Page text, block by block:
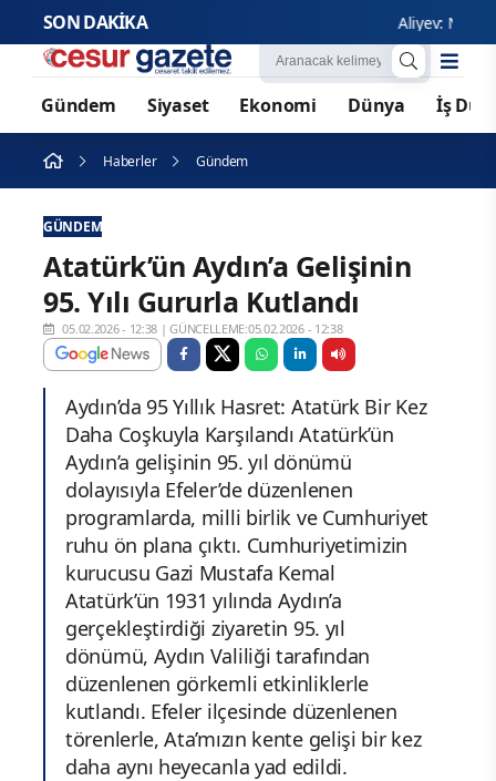
SON DAKİKA Aliyev: Nikol
Gündem Siyaset Ekonomi Dünya İş
Haberler Gündem
GÜNDEM
Atatürk’ün Aydın’a Gelişinin
95. Yılı Gururla Kutlandı
05.02.2026 - 12:38 |GÜNCELLEME:05.02.2026 - 12:38
Aydın’da 95 Yıllık Hasret: Atatürk Bir Kez
Daha Coşkuyla Karşılandı Atatürk’ün
Aydın’a gelişinin 95. yıl dönümü
dolayısıyla Efeler’de düzenlenen
programlarda, milli birlik ve Cumhuriyet
ruhu ön plana çıktı. Cumhuriyetimizin
kurucusu Gazi Mustafa Kemal
Atatürk’ün 1931 yılında Aydın’a
gerçekleştirdiği ziyaretin 95. yıl
dönümü, Aydın Valiliği tarafından
düzenlenen görkemli etkinliklerle
kutlandı. Efeler ilçesinde düzenlenen
törenlerle, Ata’mızın kente gelişi bir kez
daha aynı heyecanla yad edildi.